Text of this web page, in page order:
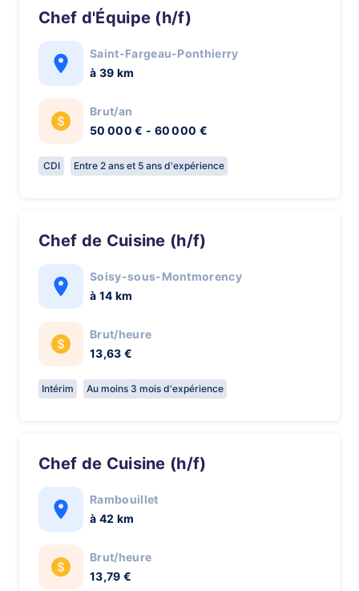
Chef d'Équipe (h/f)
Saint-Fargeau-Ponthierry
à 39 km
Brut/an
50 000 € - 60 000 €
CDI Entre 2 ans et 5 ans d'expérience
Chef de Cuisine (h/f)
Soisy-sous-Montmorency
à 14 km
Brut/heure
13,63 €
Intérim Au moins 3 mois d'expérience
Chef de Cuisine (h/f)
Rambouillet
à 42 km
Brut/heure
13,79 €